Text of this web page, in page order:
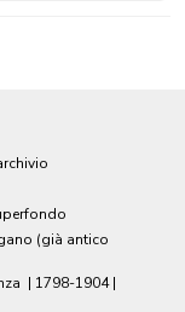
(già antico
| 1798-1904 |